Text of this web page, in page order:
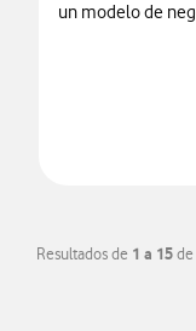
un modelo de
Resultados de 1 a 15de